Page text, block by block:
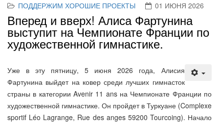
ПОДДЕРЖИМ ХОРОШИЕ ПРОЕКТЫ 01 ИЮНЯ 2026
Вперед и вверх! Алиса Фартунина
выступит на Чемпионате Франции по
художественной гимнастике.
Уже в эту пятницу, 5 июня 2026 года, Алисия
Фартунина выйдет на ковер среди лучших гимнасток
страны в категории Avenir 11 ans на Чемпионате Франции по
художественной гимнастике. Он пройдет в Туркуане (Complexe
sportif Léo Lagrange, Rue des anges 59200 Tourcoing). Начало